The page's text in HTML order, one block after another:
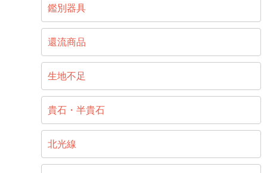
鑑別器具
還流商品
生地不足
貴石・半貴石
北光線